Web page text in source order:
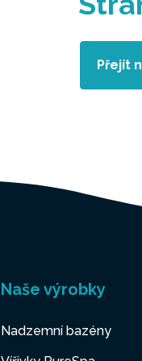
Přejít
Naše výrobky
Nadzemní bazény